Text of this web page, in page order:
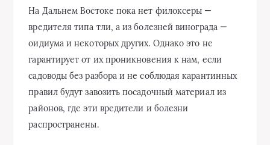
На Дальнем Востоке пока нет филоксеры —
вредителя типа тли, а из болезней винограда —
оидиума и некоторых других. Однако это не
гарантирует от их проникновения к нам, если
садоводы без разбора и не соблюдая карантинных
правил будут завозить посадочный материал из
районов, где эти вредители и болезни
распространены.